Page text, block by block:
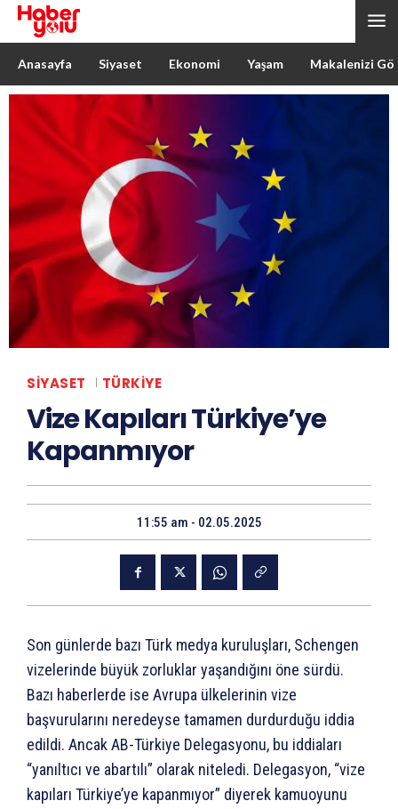
Anasayfa Siyaset Ekonomi Yaşam Makalenizi
SIYASET TÜRKIYE
Vize Kapıları Türkiye’ye
Kapanmıyor
11:55 am - 02.05.2025
Son günlerde bazı Türk medya kuruluşları, Schengen
vizelerinde büyük zorluklar yaşandığını öne sürdü.
Bazı haberlerde ise Avrupa ülkelerinin vize
başvurularını neredeyse tamamen durdurduğu iddia
edildi. Ancak AB-Türkiye Delegasyonu, bu iddiaları
“yanıltıcı ve abartılı” olarak niteledi. Delegasyon, “vize
kapıları Türkiye’ye kapanmıyor” diyerek kamuoyunu